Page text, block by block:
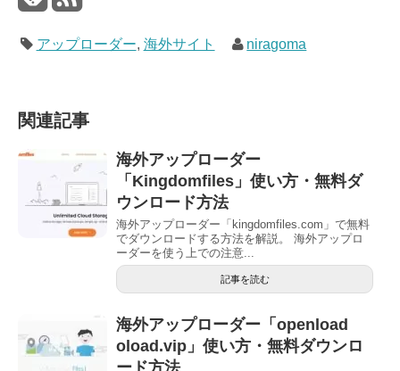
アップローダー, 海外サイト niragoma
関連記事
海外アップローダー
「Kingdomfiles」使い方・無料ダ
ウンロード方法
海外アップローダー「kingdomfiles.com」で無料
でダウンロードする方法を解説。 海外アップロ
ーダーを使う上での注意...
記事を読む
海外アップローダー「openload
oload.vip」使い方・無料ダウンロ
ード方法